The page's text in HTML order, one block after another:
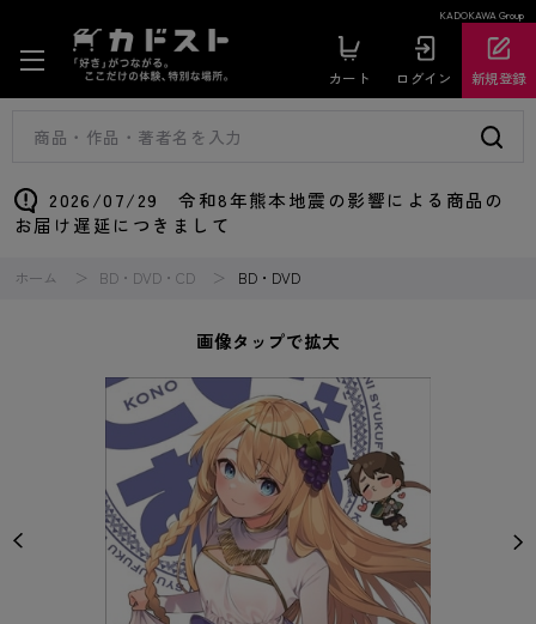
KADOKAWA Group
カート ログイン 新規登録
2026/07/29 令和8年熊本地震の影響による商品の
お届け遅延につきまして
ホーム BD・DVD・CD BD・DVD
画像タップで拡大